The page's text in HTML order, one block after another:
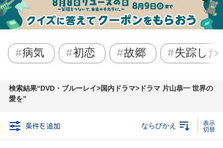
病気 初恋 故郷 失踪した
検索結果 DVD・ブルーレイ>国内ドラマ>ドラマ 片山恭一 世界の
愛を
条件を追加 ならびかえ